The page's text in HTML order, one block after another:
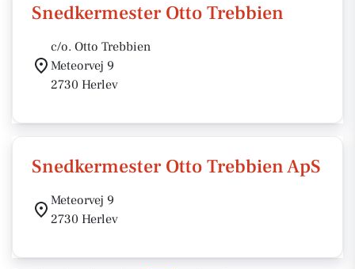
Snedkermester Otto Trebbien
c/o. Otto Trebbien
Meteorvej 9
2730 Herlev
Snedkermester Otto Trebbien ApS
Meteorvej 9
2730 Herlev